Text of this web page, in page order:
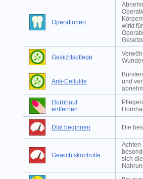
Operationen
wirkt
Gesichtspflege
Anti-Cellulite
und
Hornhaut
entfernen
Diät beginnen Die
Gewichtskontrolle
Achten
sich